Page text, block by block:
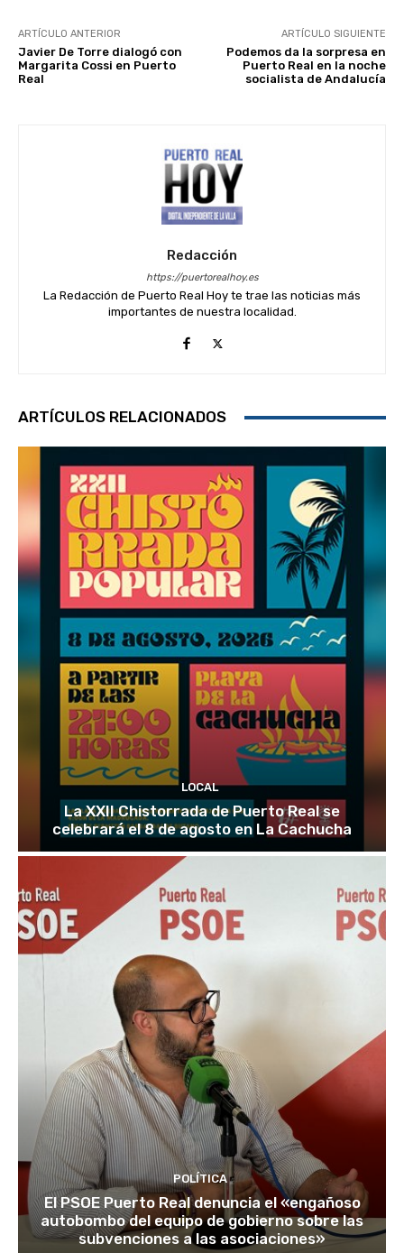
ARTÍCULO ANTERIOR
Javier De Torre dialogó con
Margarita Cossi en Puerto
Real
ARTÍCULO SIGUIENTE
Podemos da la sorpresa en
Puerto Real en la noche
socialista de Andalucía
Redacción
https://puertorealhoy.es
La Redacción de Puerto Real Hoy te trae las noticias más
importantes de nuestra localidad.
ARTÍCULOS RELACIONADOS
LOCAL
La XXII Chistorrada de Puerto Real se
celebrará el 8 de agosto en La Cachucha
POLÍTICA
El PSOE Puerto Real denuncia el «engañoso
autobombo del equipo de gobierno sobre las
subvenciones a las asociaciones»